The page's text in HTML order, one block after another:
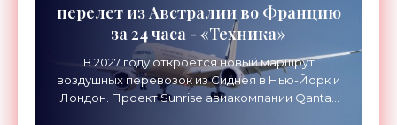
перелет из Австралии во Францию
за 24 часа - «Техника»
В 2027 году откроется новый маршрут
воздушных перевозок из Сиднея в Нью-Йорк и
Лондон. Проект Sunrise авиакомпании Qantas